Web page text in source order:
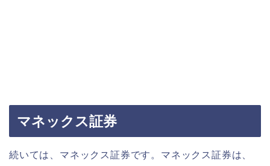
マネックス証券
続いては、マネックス証券です。マネックス証券は、